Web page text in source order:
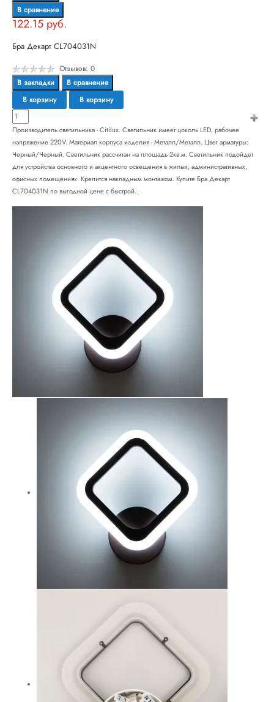
В сравнение
122.15 руб.
Бра Декарт CL704031N
Отзывов: 0
В закладки
В сравнение
В корзину
В корзину
Производитель светильника - Citilux. Светильник имеет цоколь LED, рабочее
напряжение 220V. Материал корпуса изделия - Металл/Металл. Цвет арматуры:
Черный/Черный. Светильник рассчитан на площадь 2кв.м. Светильник подойдет
для устройства основного и акцентного освещения в жилых, административных,
офисных помещениях. Крепится накладным монтажом. Купите Бра Декарт
CL704031N по выгодной цене с быстрой..